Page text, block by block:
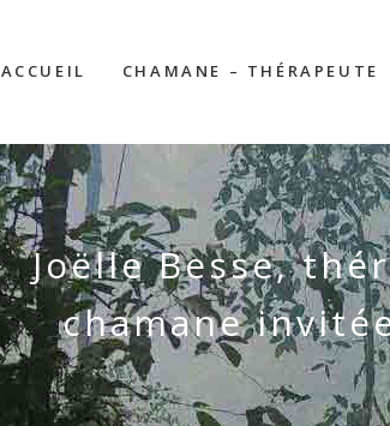
ACCUEIL CHAMANE – THÉRAPEUTE
Joëlle Besse,
chamane